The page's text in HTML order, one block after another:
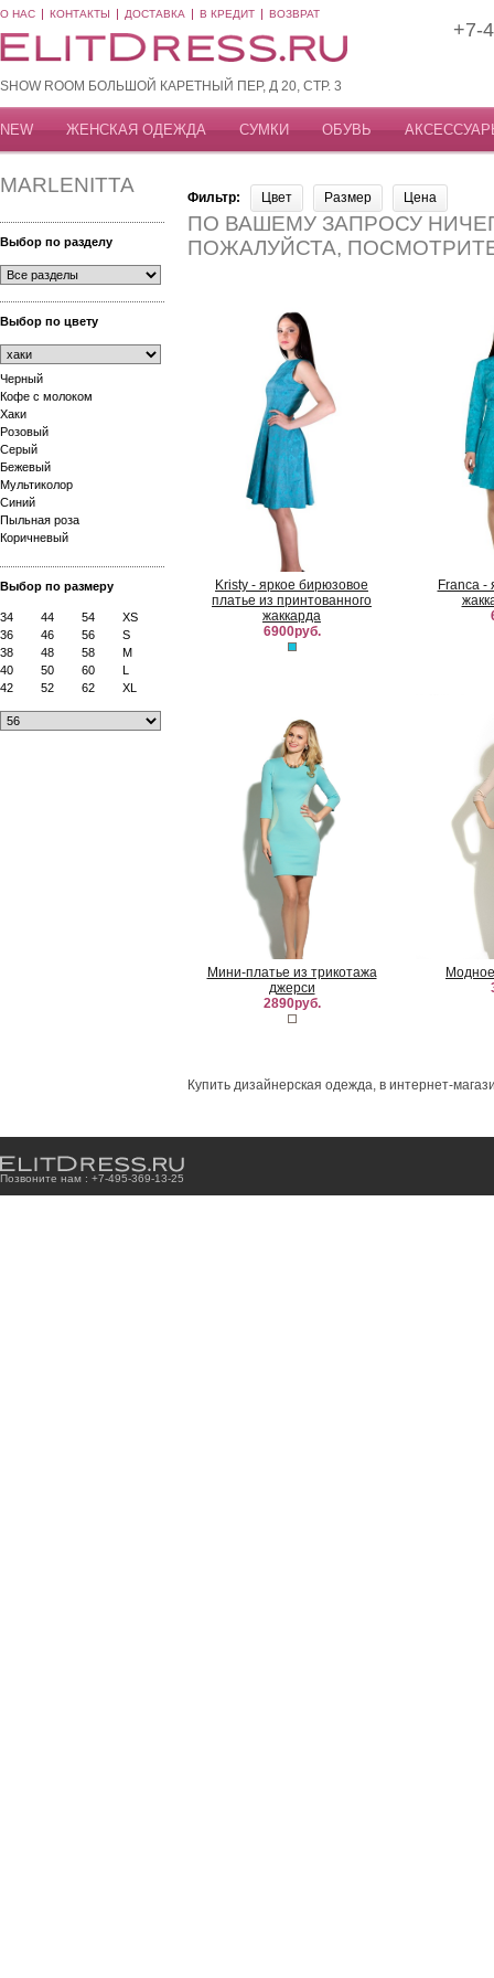
О НАС КОНТАКТЫ ДОСТАВКА В КРЕДИТ ВОЗВРАТ
SHOW ROOM БОЛЬШОЙ КАРЕТНЫЙ ПЕР, Д 20, СТР. 3
+7-
NEW ЖЕНСКАЯ ОДЕЖДА СУМКИ ОБУВЬ
MARLENITTA
Выбор по разделу
Выбор по цвету
Черный
Кофе с молоком
Хаки
Розовый
Серый
Бежевый
Мультиколор
Синий
Пыльная роза
Коричневый
Выбор по размеру
34 44 54
XS
36
46 56
S
38
48 58
M
40
50 60
L
42
52 62 XL
Фильтр: Цвет Размер Цена
ПО ВАШЕМУ ЗАПРОСУ
ПОЖАЛУЙСТА,
Kristy - яркое бирюзовое
платье из принтованного
жаккарда
6900руб.
Franca -
Мини-платье из трикотажа
джерси
2890руб.
Купить дизайнерская одежда, в интернет-
Позвоните нам : +7-495-369-13-25